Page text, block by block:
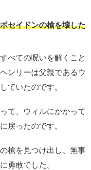
セイドンの槍を壊した
べての呪いを解くこと
ンリーは父親であるウ
ていたのです。
て、ウィルにかかって
戻ったのです。
槍を見つけ出し、無事
勇敢でした。